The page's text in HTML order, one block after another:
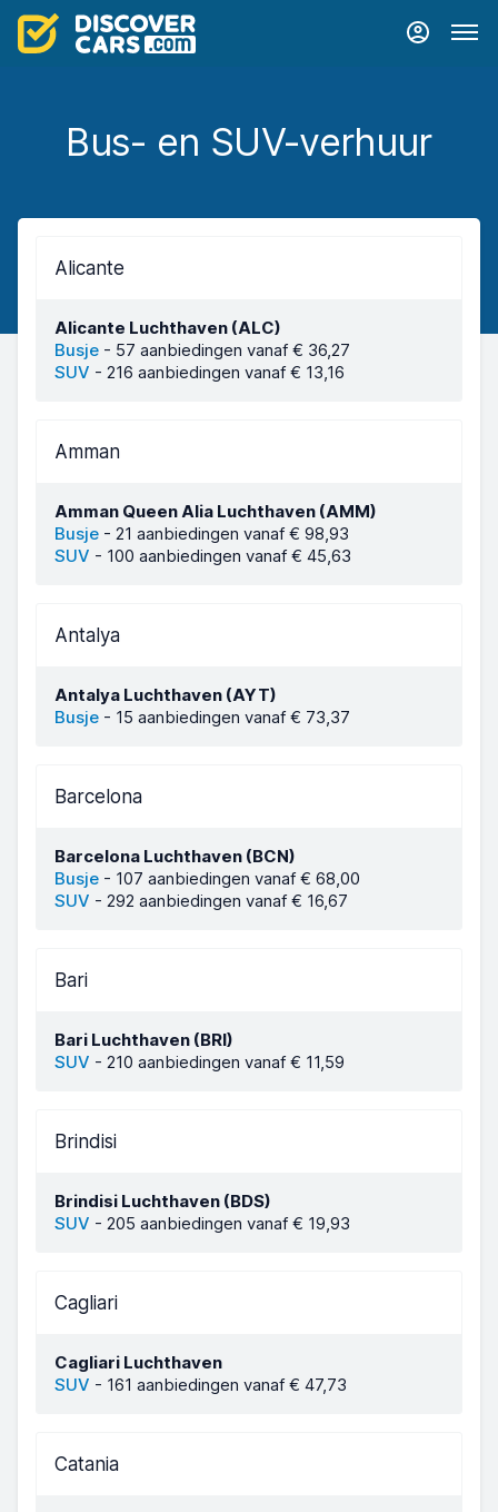
Bus- en SUV-verhuur
Alicante
Alicante Luchthaven (ALC)
Busje - 57 aanbiedingen vanaf € 36,27
SUV - 216 aanbiedingen vanaf € 13,16
Amman
Amman Queen Alia Luchthaven (AMM)
Busje - 21 aanbiedingen vanaf € 98,93
SUV - 100 aanbiedingen vanaf € 45,63
Antalya
Antalya Luchthaven (AYT)
Busje - 15 aanbiedingen vanaf € 73,37
Barcelona
Barcelona Luchthaven (BCN)
Busje - 107 aanbiedingen vanaf € 68,00
SUV - 292 aanbiedingen vanaf € 16,67
Bari
Bari Luchthaven (BRI)
SUV - 210 aanbiedingen vanaf € 11,59
Brindisi
Brindisi Luchthaven (BDS)
SUV - 205 aanbiedingen vanaf € 19,93
Cagliari
Cagliari Luchthaven
SUV - 161 aanbiedingen vanaf € 47,73
Catania